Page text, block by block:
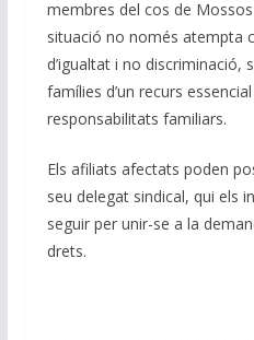
membres del cos de Mossos
situació no només atempta
d’igualtat i no discriminació,
famílies d’un recurs
responsabilitats familiars.
Els afiliats afectats poden
seu delegat sindical, qui els
seguir per unir-se a la
drets.